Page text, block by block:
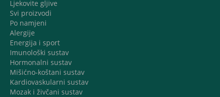
Ljekovite gljive
Svi proizvodi
Po namjeni
Alergije
Energija i sport
Imunološki sustav
Hormonalni sustav
Mišićno-koštani sustav
Kardiovaskularni sustav
Mozak i živčani sustav